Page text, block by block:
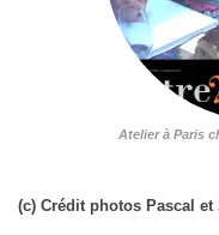
Atelier à Paris
(c) Crédit photos Pascal